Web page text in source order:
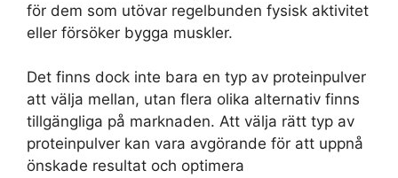
för dem som utövar regelbunden fysisk aktivitet
eller försöker bygga muskler.
Det finns dock inte bara en typ av proteinpulver
att välja mellan, utan flera olika alternativ finns
tillgängliga på marknaden. Att välja rätt typ av
proteinpulver kan vara avgörande för att uppnå
önskade resultat och optimera